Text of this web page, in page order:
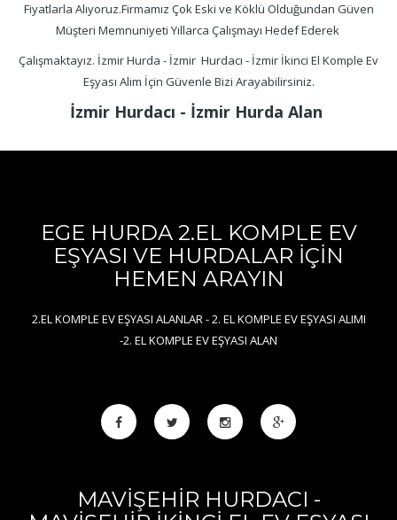
Fiyatlarla Alıyoruz.Firmamız Çok Eski ve Köklü Olduğundan Güven
Müşteri Memnuniyeti Yıllarca Çalışmayı Hedef Ederek
Çalışmaktayız. İzmir Hurda - İzmir Hurdacı - İzmir İkinci El Komple Ev
Eşyası Alım İçin Güvenle Bizi Arayabilirsiniz.
İzmir Hurdacı - İzmir Hurda Alan
EGE HURDA 2.EL KOMPLE EV
EŞYASI VE HURDALAR İÇİN
HEMEN ARAYIN
2.EL KOMPLE EV EŞYASI ALANLAR - 2. EL KOMPLE EV EŞYASI ALIMI
-2. EL KOMPLE EV EŞYASI ALAN
MAVİŞEHİR HURDACI -